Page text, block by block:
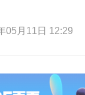
05月11日 12:29